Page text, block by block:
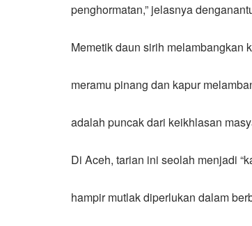
penghormatan,” jelasnya
Memetik daun sirih melambangkan
meramu pinang dan kapur
adalah puncak dari keikhlasan
Di Aceh, tarian ini seolah menjadi
hampir mutlak diperlukan dalam